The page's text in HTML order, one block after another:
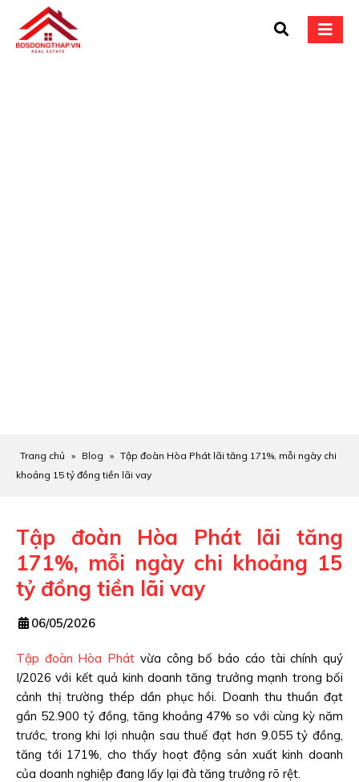
Trang chủ » Blog » Tập đoàn Hòa Phát lãi tăng 171%, mỗi ngày chi
khoảng 15 tỷ đồng tiền lãi vay
Tập đoàn Hòa Phát lãi tăng
171%, mỗi ngày chi khoảng 15
tỷ đồng tiền lãi vay
06/05/2026
Tập đoàn Hòa Phát vừa công bố báo cáo tài chính quý
I/2026 với kết quả kinh doanh tăng trưởng mạnh trong bối
cảnh thị trường thép dần phục hồi. Doanh thu thuần đạt
gần 52.900 tỷ đồng, tăng khoảng 47% so với cùng kỳ năm
trước, trong khi lợi nhuận sau thuế đạt hơn 9.055 tỷ đồng,
tăng tới 171%, cho thấy hoạt động sản xuất kinh doanh
của doanh nghiệp đang lấy lại đà tăng trưởng rõ rệt.